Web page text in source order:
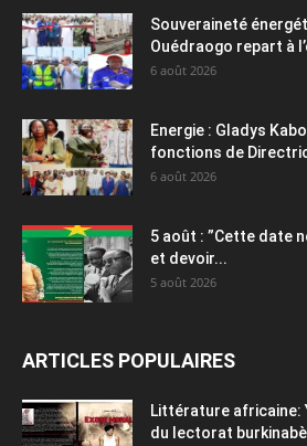
Souveraineté
Ouédraogo repart à
6 août 2026
Energie : Gladys
fonctions de
6 août 2026
5 août : ”Cette date
et devoir...
5 août 2026
ARTICLES POPULAIRES
Littérature africaine:
du lectorat burkinabè